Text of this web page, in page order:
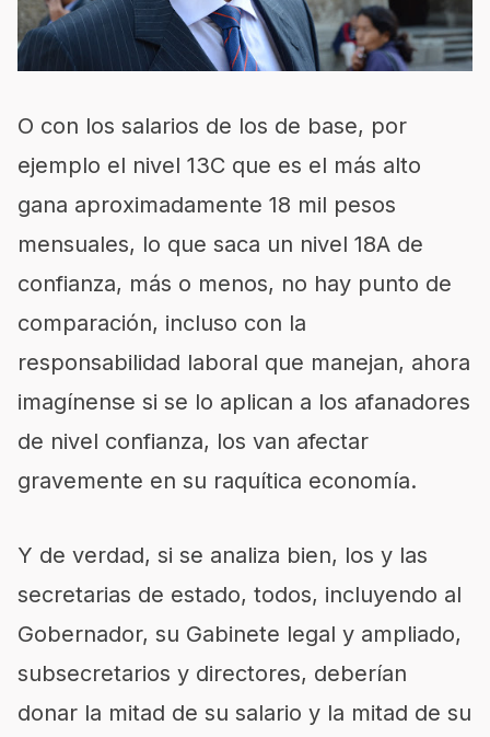
O con los salarios de los de base, por
ejemplo el nivel 13C que es el más alto
gana aproximadamente 18 mil pesos
mensuales, lo que saca un nivel 18A de
confianza, más o menos, no hay punto de
comparación, incluso con la
responsabilidad laboral que manejan, ahora
imagínense si se lo aplican a los afanadores
de nivel confianza, los van afectar
gravemente en su raquítica economía.
Y de verdad, si se analiza bien, los y las
secretarias de estado, todos, incluyendo al
Gobernador, su Gabinete legal y ampliado,
subsecretarios y directores, deberían
donar la mitad de su salario y la mitad de su